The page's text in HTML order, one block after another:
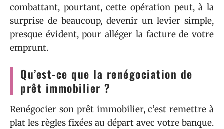
combattant, pourtant, cette opération peut, à la
surprise de beaucoup, devenir un levier simple,
presque évident, pour alléger la facture de votre
emprunt.
Qu’est-ce que la renégociation de
prêt immobilier ?
Renégocier son prêt immobilier, c’est remettre à
plat les règles fixées au départ avec votre banque.